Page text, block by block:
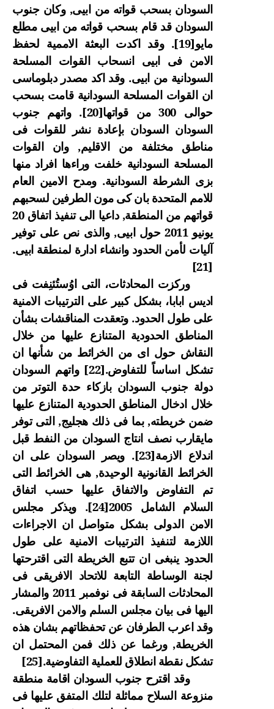
السودان بسحب قواته من ابيى, وكان جنوب
السودان قد قام بسحب قواته من ابيى مطلع
مايو[19]
. وقد اكدت البعثة الاممية لحفظ
الامن فى ابيى انسحاب القوات المسلحة
السودانية من ابيى. وقد اكد مصدر دبلوماسى
ان القوات المسلحة السودانية قامت بسحب
حوالى 300 من قواتها
[20]
. واتهم جنوب
السودان السودان بإعادة نشر للقوات فى
مناطق مختلفة من الاقليم, وان القوات
المسلحة السودانية خلفت وراءها افراد منها
بزى الشرطة السودانية. ومدح الامين العام
للامم المتحدة بان كى مون الطرفين لسحبهم
قواتهم من المنطقة, داعيا الى تنفيذ اتفاق 20
يونيو 2011 حول ابيى, والذى نص على توفير
آليات لأمن الحدود وانشاء ادارة لمنطقة ابيى.
[21]
وركزت المحادثات، التى اوُستُئنِفت فى
اديس ابابا، بشكل كبير على الترتيبات الامنية
على طول الحدود. وتعقدت المناقشات بشأن
المناطق الحدودية المتنازع عليها من خلال
النقاش حول اى من الخرائط من شأنها ان
تشكل اساساً للتفاوض.[22]
واتهم السودان
دولة جنوب السودان بازكاء حدة التوتر من
خلال ادخال المناطق الحدودية المتنازع عليها
ضمن خريطته, بما فى ذلك هجليج, التى توفر
مايقارب نصف انتاج السودان من النفط قبل
اندلاع الازمة[23]
. ويصر السودان على ان
الخرائط القانونية الوحيدة, هى الخرائط التى
تم التفاوض والاتفاق عليها حسب اتفاق
السلام الشامل 2005
[24]
. ويذكر مجلس
الامن الدولى بشكل متواصل ان الاجراءات
اللازمة لتنفيذ الترتيبات الامنية على طول
الحدود ينبغى ان تتبع الخريطة التى اقترحتها
لجنة الوساطة التابعة للاتحاد الافريقى فى
المحادثات السابقة فى نوفمبر 2011 والمشار
اليها فى بيان مجلس السلم والامن الافريقى.
وقد اعرب الطرفان عن تحفظاتهم بشان هذه
الخريطة, ورغما عن ذلك فمن المحتمل ان
تشكل نقطة انطلاق للعملية التفاوضية.[25]
وقد اقترح جنوب السودان اقامة منطقة
منزوعة السلاح مماثلة لتلك المتفق عليها فى